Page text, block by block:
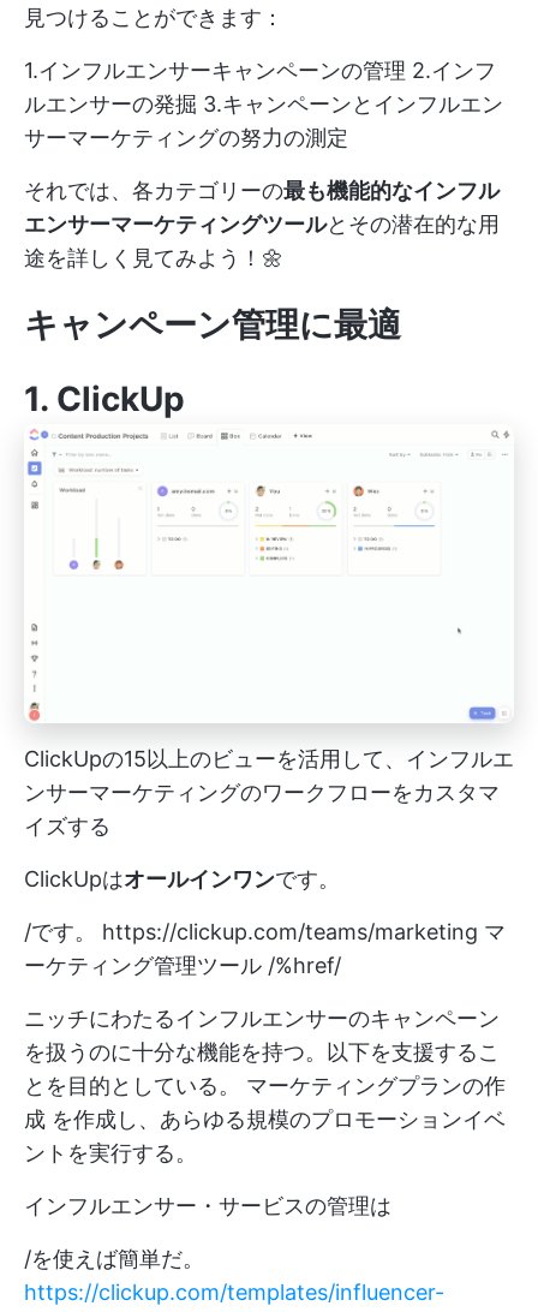
見つけることができます：
1.インフルエンサーキャンペーンの管理 2.インフ
ルエンサーの発掘 3.キャンペーンとインフルエン
サーマーケティングの努力の測定
それでは、各カテゴリーの最も機能的なインフル
エンサーマーケティングツールとその潜在的な用
途を詳しく見てみよう！🌼
キャンペーン管理に最適
1. ClickUp
ClickUpの15以上のビューを活用して、インフルエ
ンサーマーケティングのワークフローをカスタマ
イズする
ClickUpはオールインワンです。
/です。 https://clickup.com/teams/marketing マ
ーケティング管理ツール /%href/
ニッチにわたるインフルエンサーのキャンペーン
を扱うのに十分な機能を持つ。以下を支援するこ
とを目的としている。 マーケティングプランの作
成 を作成し、あらゆる規模のプロモーションイベ
ントを実行する。
インフルエンサー・サービスの管理は
/を使えば簡単だ。
https://clickup.com/templates/influencer-